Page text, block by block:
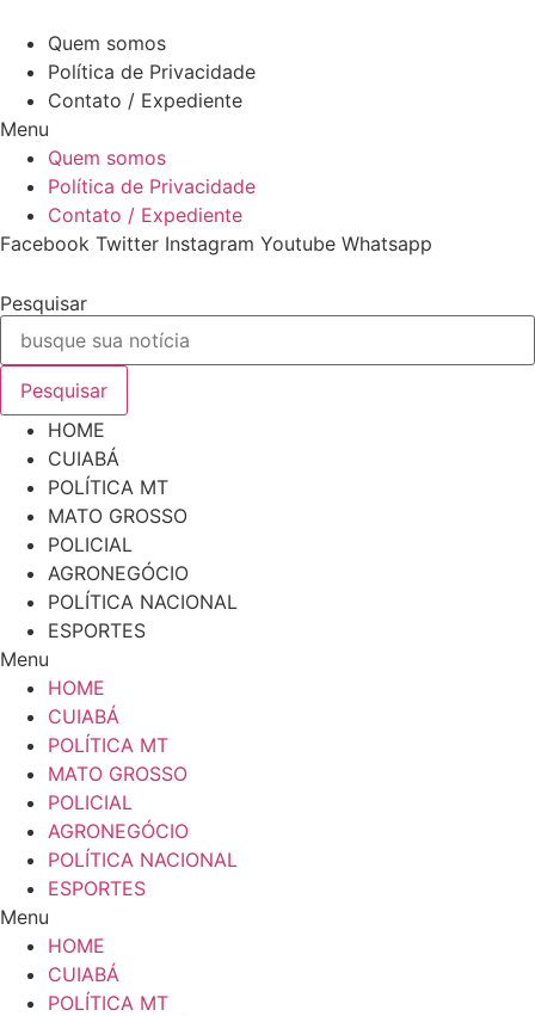
para
conteúdo
Quem somos
Política de Privacidade
Contato / Expediente
Menu
Quem somos
Política de Privacidade
Contato / Expediente
Facebook Twitter Instagram Youtube Whatsapp
Pesquisar
Pesquisar
HOME
CUIABÁ
POLÍTICA MT
MATO GROSSO
POLICIAL
AGRONEGÓCIO
POLÍTICA NACIONAL
ESPORTES
Menu
HOME
CUIABÁ
POLÍTICA MT
MATO GROSSO
POLICIAL
AGRONEGÓCIO
POLÍTICA NACIONAL
ESPORTES
Menu
HOME
CUIABÁ
POLÍTICA MT